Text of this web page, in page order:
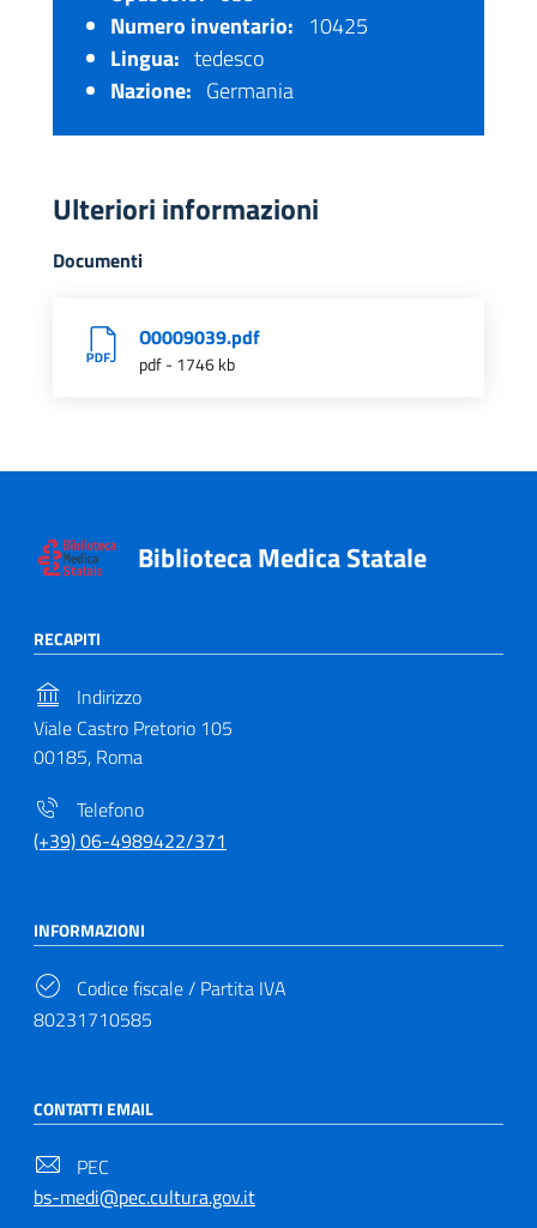
Numero inventario: 10425
Lingua: tedesco
Nazione: Germania
Ulteriori informazioni
Documenti
O0009039.pdf
pdf - 1746 kb
Biblioteca Medica Statale
RECAPITI
Indirizzo
Viale Castro Pretorio 105
00185, Roma
Telefono
(+39) 06-4989422/371
INFORMAZIONI
Codice fiscale / Partita IVA
80231710585
CONTATTI EMAIL
PEC
bs-medi@pec.cultura.gov.it